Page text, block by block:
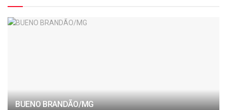
BUENO BRANDÃO/MG